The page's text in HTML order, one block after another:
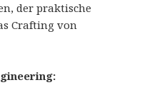
der praktische
Crafting von